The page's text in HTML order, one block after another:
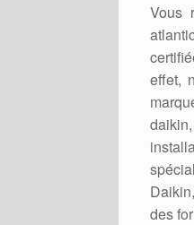
Vous
effet,
des